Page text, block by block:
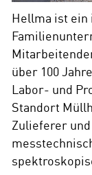
Hellma ist
über 100
Labor- und
Standort
Zulieferer